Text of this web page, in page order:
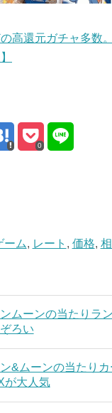
高還元ガチャ多数
0
ーム, レート , 価格,
ムーンの当たりラ
ろい
&ムーンの当たり
が大人気